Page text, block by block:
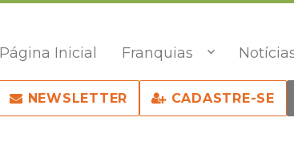
Página Inicial Franquias
NEWSLETTER CADASTRE-SE